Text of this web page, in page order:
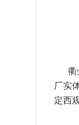
衢
厂实
定西